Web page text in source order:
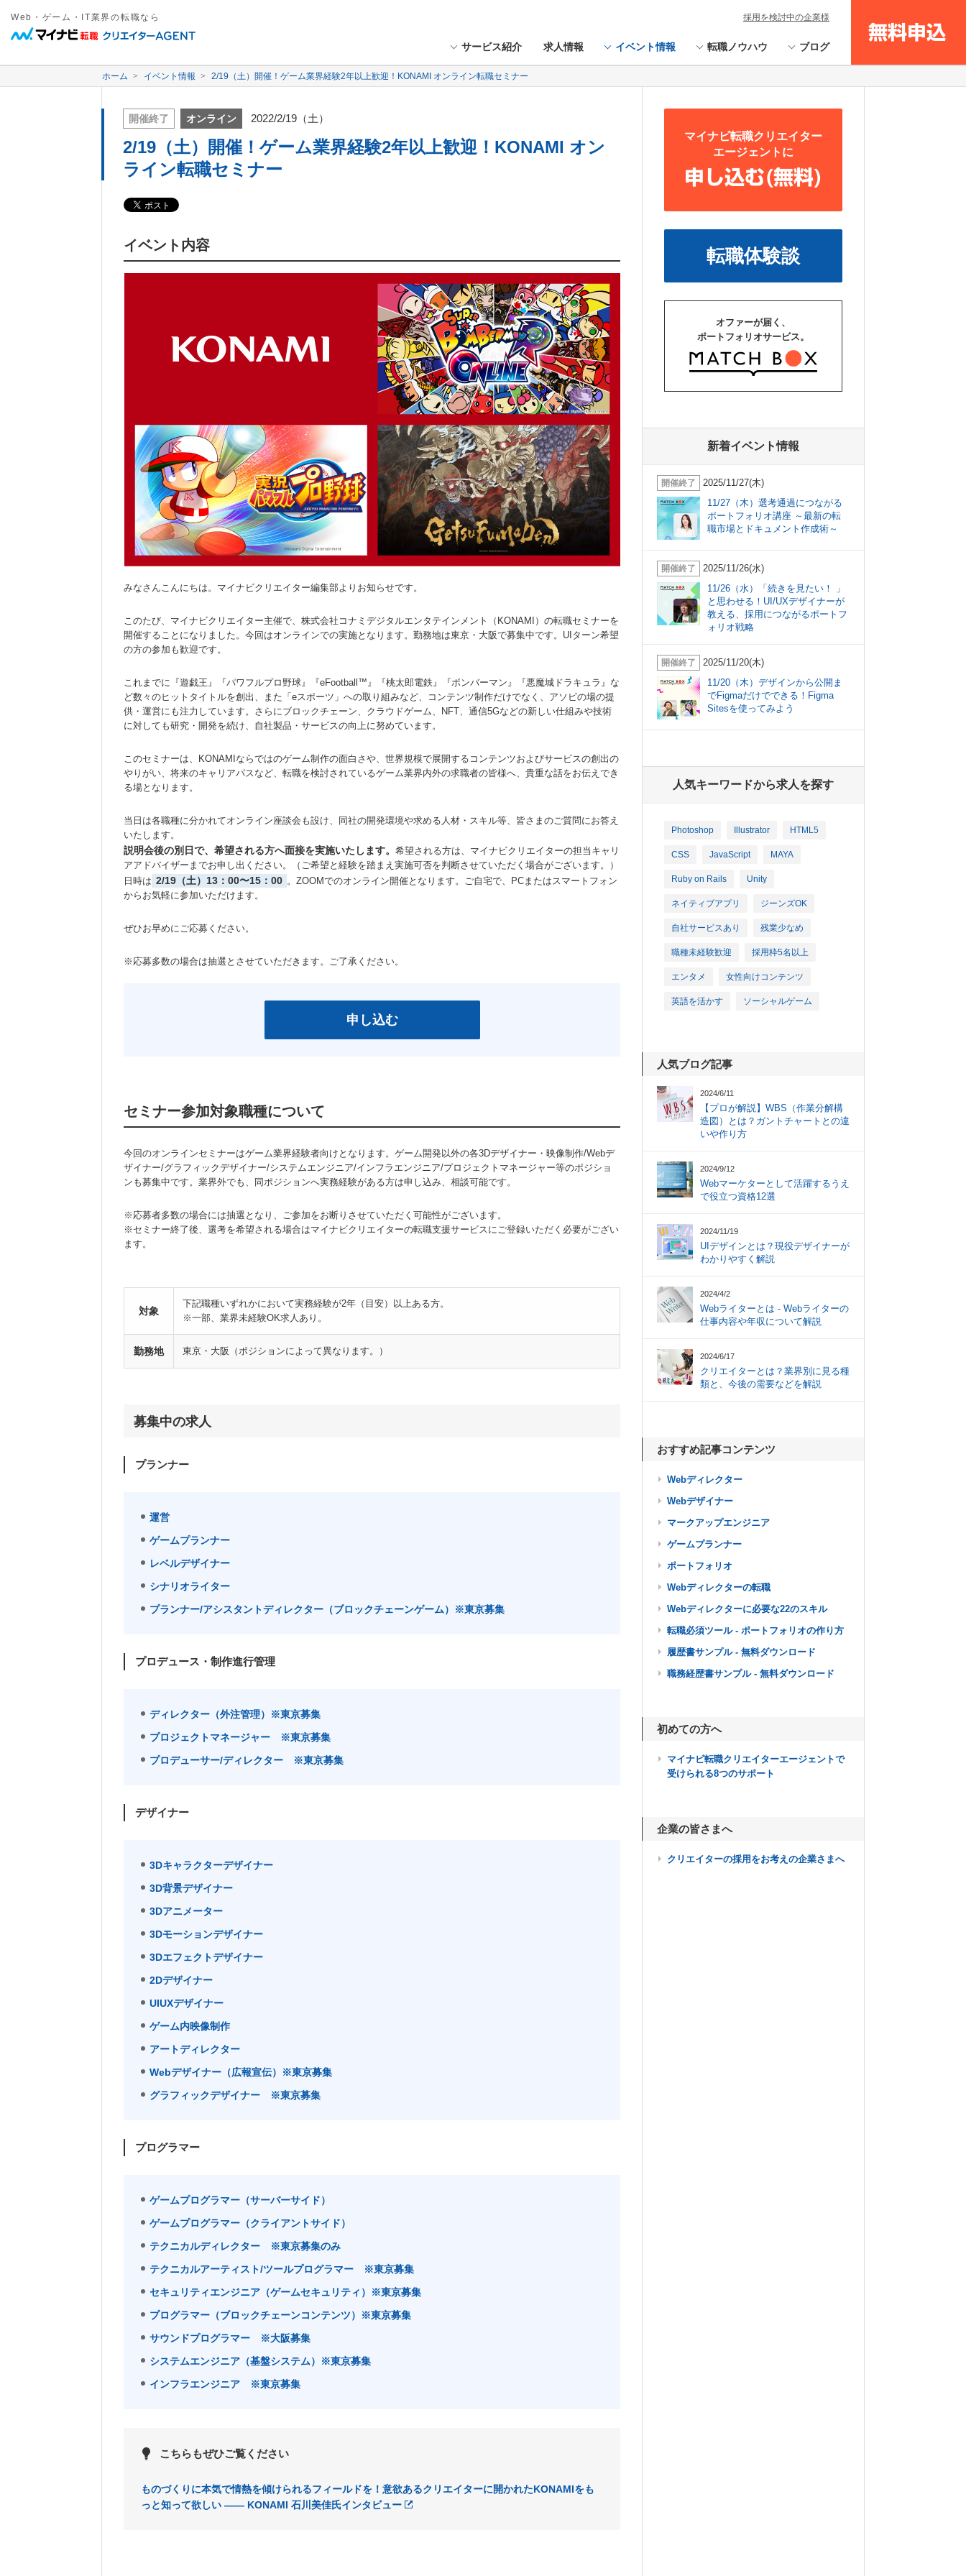
Web・ゲーム・IT業界の転職なら
サービス紹介 求人情報 イベント情報 転職ノウハウ ブログ
無料申込
採用を検討中の企業様
ホーム イベント情報 2/19（土）開催！ゲーム業界経験2年以上歓迎！KONAMI オンライン転職セミナー
開催終了 オンライン 2022/2/19（土）
2/19（土）開催！ゲーム業界経験2年以上歓迎！KONAMI オン
ライン転職セミナー
イベント内容
みなさんこんにちは。マイナビクリエイター編集部よりお知らせです。
このたび、マイナビクリエイター主催で、株式会社コナミデジタルエンタテインメント（KONAMI）の転職セミナーを
開催することになりました。今回はオンラインでの実施となります。勤務地は東京・大阪で募集中です。UIターン希望
の方の参加も歓迎です。
これまでに『遊戯王』『パワフルプロ野球』『eFootball™』『桃太郎電鉄』『ボンバーマン』『悪魔城ドラキュラ』な
ど数々のヒットタイトルを創出、また「eスポーツ」への取り組みなど、コンテンツ制作だけでなく、アソビの場の提
供・運営にも注力しています。さらにブロックチェーン、クラウドゲーム、NFT、通信5Gなどの新しい仕組みや技術
に対しても研究・開発を続け、自社製品・サービスの向上に努めています。
このセミナーは、KONAMIならではのゲーム制作の面白さや、世界規模で展開するコンテンツおよびサービスの創出の
やりがい、将来のキャリアパスなど、転職を検討されているゲーム業界内外の求職者の皆様へ、貴重な話をお伝えでき
る場となります。
当日は各職種に分かれてオンライン座談会も設け、同社の開発環境や求める人材・スキル等、皆さまのご質問にお答え
いたします。
説明会後の別日で、希望される方へ面接を実施いたします。 希望される方は、マイナビクリエイターの担当キャリ
アアドバイザーまでお申し出ください。（ご希望と経験を踏まえ実施可否を判断させていただく場合がございます。）
日時は 2/19（土）13：00〜15：00 。ZOOMでのオンライン開催となります。ご自宅で、PCまたはスマートフォン
からお気軽に参加いただけます。
ぜひお早めにご応募ください。
※応募多数の場合は抽選とさせていただきます。ご了承ください。
申し込む
セミナー参加対象職種について
今回のオンラインセミナーはゲーム業界経験者向けとなります。ゲーム開発以外の各3Dデザイナー・映像制作/Webデ
ザイナー/グラフィックデザイナー/システムエンジニア/インフラエンジニア/プロジェクトマネージャー等のポジショ
ンも募集中です。業界外でも、同ポジションへ実務経験がある方は申し込み、相談可能です。
※応募者多数の場合には抽選となり、ご参加をお断りさせていただく可能性がございます。
※セミナー終了後、選考を希望される場合はマイナビクリエイターの転職支援サービスにご登録いただく必要がござい
ます。
対象
下記職種いずれかにおいて実務経験が2年（目安）以上ある方。
※一部、業界未経験OK求人あり。
勤務地 東京・大阪（ポジションによって異なります。）
募集中の求人
プランナー
運営
ゲームプランナー
レベルデザイナー
シナリオライター
プランナー/アシスタントディレクター（ブロックチェーンゲーム）※東京募集
プロデュース・制作進行管理
ディレクター（外注管理）※東京募集
プロジェクトマネージャー ※東京募集
プロデューサー/ディレクター ※東京募集
デザイナー
3Dキャラクターデザイナー
3D背景デザイナー
3Dアニメーター
3Dモーションデザイナー
3Dエフェクトデザイナー
2Dデザイナー
UIUXデザイナー
ゲーム内映像制作
アートディレクター
Webデザイナー（広報宣伝）※東京募集
グラフィックデザイナー ※東京募集
プログラマー
ゲームプログラマー（サーバーサイド）
ゲームプログラマー（クライアントサイド）
テクニカルディレクター ※東京募集のみ
テクニカルアーティスト/ツールプログラマー ※東京募集
セキュリティエンジニア（ゲームセキュリティ）※東京募集
プログラマー（ブロックチェーンコンテンツ）※東京募集
サウンドプログラマー ※大阪募集
システムエンジニア（基盤システム）※東京募集
インフラエンジニア ※東京募集
こちらもぜひご覧ください
ものづくりに本気で情熱を傾けられるフィールドを！意欲あるクリエイターに開かれたKONAMIをも
っと知って欲しい ―― KONAMI 石川美佳氏インタビュー
マイナビ転職クリエイター
エージェントに
申し込む(無料)
転職体験談
オファーが届く、
ポートフォリオサービス。
新着イベント情報
開催終了
2025/11/27(木)
11/27（木）選考通過につながる
ポートフォリオ講座 ～最新の転
職市場とドキュメント作成術～
開催終了
2025/11/26(水)
11/26（水）「続きを見たい！ 」
と思わせる！UI/UXデザイナーが
教える、採用につながるポートフ
ォリオ戦略
開催終了
2025/11/20(木)
11/20（木）デザインから公開ま
でFigmaだけでできる！Figma
Sitesを使ってみよう
人気キーワードから求人を探す
Photoshop Illustrator HTML5
CSS JavaScript MAYA
Ruby on Rails Unity
ネイティブアプリ ジーンズOK
自社サービスあり 残業少なめ
職種未経験歓迎 採用枠5名以上
エンタメ 女性向けコンテンツ
英語を活かす ソーシャルゲーム
人気ブログ記事
2024/6/11
【プロが解説】WBS（作業分解構
造図）とは？ガントチャートとの違
いや作り方
2024/9/12
Webマーケターとして活躍するうえ
で役立つ資格12選
2024/11/19
UIデザインとは？現役デザイナーが
わかりやすく解説
2024/4/2
Webライターとは - Webライターの
仕事内容や年収について解説
2024/6/17
クリエイターとは？業界別に見る種
類と、今後の需要などを解説
おすすめ記事コンテンツ
Webディレクター
Webデザイナー
マークアップエンジニア
ゲームプランナー
ポートフォリオ
Webディレクターの転職
Webディレクターに必要な22のスキル
転職必須ツール - ポートフォリオの作り方
履歴書サンプル - 無料ダウンロード
職務経歴書サンプル - 無料ダウンロード
初めての方へ
マイナビ転職クリエイターエージェントで
受けられる8つのサポート
企業の皆さまへ
クリエイターの採用をお考えの企業さまへ